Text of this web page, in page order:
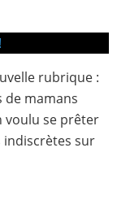
rubrique :
de mamans
voulu se prêter
indiscrètes sur